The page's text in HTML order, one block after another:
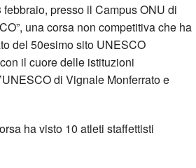
presso il Campus ONU di
una corsa non competitiva che ha
del 50esimo sito UNESCO
il cuore delle istituzioni
di Vignale Monferrato e
ha visto 10 atleti staffettisti